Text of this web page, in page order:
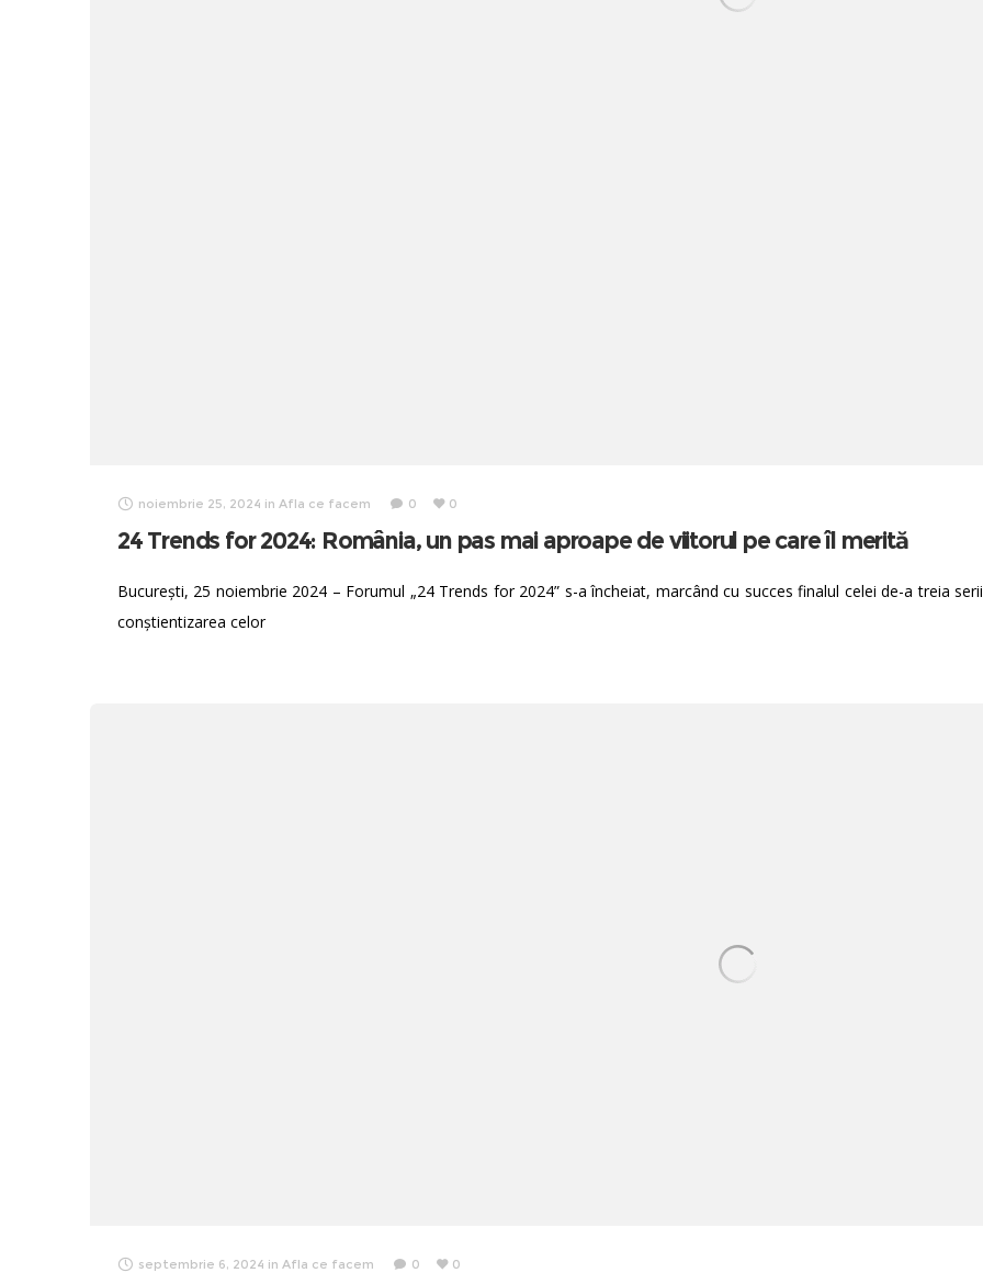
noiembrie 25, 2024 in Afla ce facem 0 0
24 Trends for 2024: România, un pas mai aproape de viitorul pe care îl merită
București, 25 noiembrie 2024 – Forumul „24 Trends for 2024” s-a încheiat, marcând cu succes finalul celei de-a treia
conștientizarea celor
septembrie 6, 2024 in Afla ce facem 0 0